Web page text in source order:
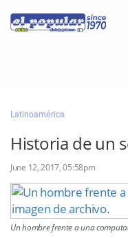
Classifieds
Categorías
Iniciar sesión
Latinoamérica
Historia de un
June 12, 2017, 05:58pm
Un hombre frente a una